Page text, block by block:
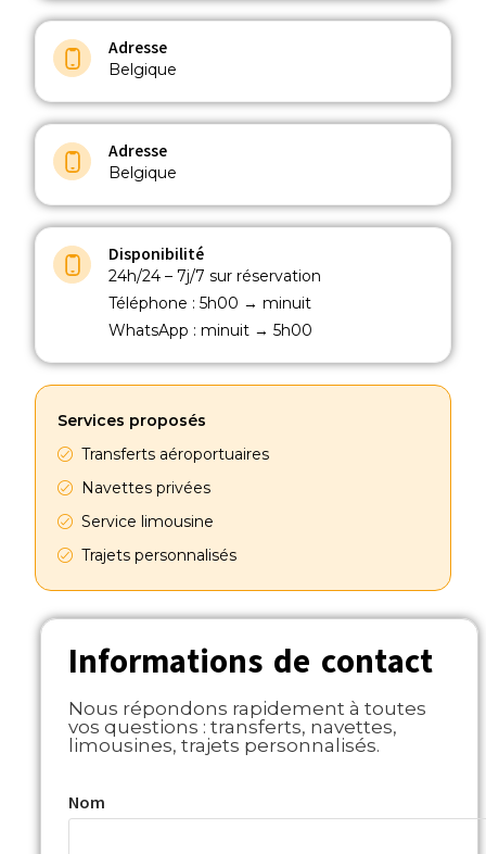
Adresse
Belgique
Adresse
Belgique
Disponibilité
24h/24 – 7j/7 sur réservation
Téléphone : 5h00 → minuit
WhatsApp : minuit → 5h00
Services proposés
Transferts aéroportuaires
Navettes privées
Service limousine
Trajets personnalisés
Informations de contact
Nous répondons rapidement à toutes
vos questions : transferts, navettes,
limousines, trajets personnalisés.
Nom